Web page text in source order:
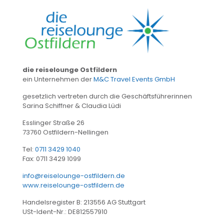
die reiselounge Ostfildern
ein Unternehmen derM&C Travel Events GmbH
gesetzlich vertreten durch die Geschäftsführerinnen
Sarina Schiffner & Claudia Lüdi
Esslinger Straße 26
73760 Ostfildern-Nellingen
Tel: 0711 3429 1040
Fax: 0711 3429 1099
info@reiselounge-ostfildern.de
www.reiselounge-ostfildern.de
Handelsregister B: 213556 AG Stuttgart
USt-Ident-Nr.: DE812557910